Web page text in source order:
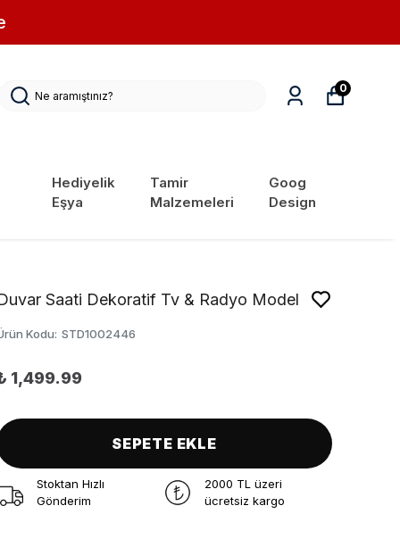
Hediyelik
Eşya
Tamir
Malzemeleri
Goog
Design
0
Saati Dekoratif Tv & Radyo Model
Kodu: STD1002446
1,499.99
SEPETE EKLE
Stoktan Hızlı
Gönderim
2000 TL üzeri
ücretsiz kargo